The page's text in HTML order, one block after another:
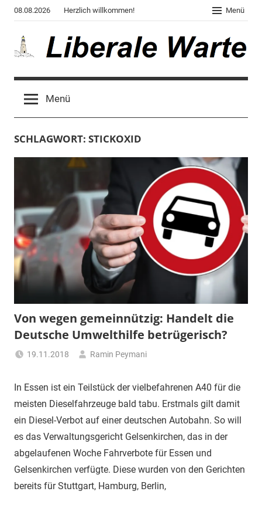
Zum
Inhalt
springen
08.08.2026 Herzlich willkommen! Menü
Liberale
Warte
des
"Corona,
"Chronik
des
Untergangs",
"Hexenjagd",
"Das
Grauen"
Deutschland"
Menü
SCHLAGWORT: STICKOXID
Von wegen gemeinnützig: Handelt die
Deutsche Umwelthilfe betrügerisch?
19.11.2018
Ramin Peymani
In Essen ist ein Teilstück der vielbefahrenen A40 für die
meisten Dieselfahrzeuge bald tabu. Erstmals gilt damit
ein Diesel-Verbot auf einer deutschen Autobahn. So will
es das Verwaltungsgericht Gelsenkirchen, das in der
abgelaufenen Woche Fahrverbote für Essen und
Gelsenkirchen verfügte. Diese wurden von den Gerichten
bereits für Stuttgart, Hamburg, Berlin,